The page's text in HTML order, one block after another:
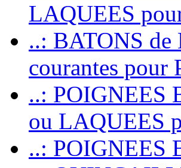
LAQUEES
..: BATONS
courantes pour
..: POIGNEES
ou LAQUEES
..: POIGNEES